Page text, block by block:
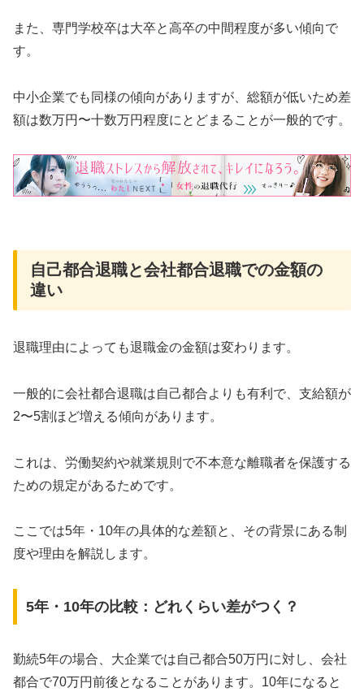
また、専門学校卒は大卒と高卒の中間程度が多い傾向で
す。
中小企業でも同様の傾向がありますが、総額が低いため差
額は数万円〜十数万円程度にとどまることが一般的です。
自己都合退職と会社都合退職での金額の
違い
退職理由によっても退職金の金額は変わります。
一般的に会社都合退職は自己都合よりも有利で、支給額が
2〜5割ほど増える傾向があります。
これは、労働契約や就業規則で不本意な離職者を保護する
ための規定があるためです。
ここでは5年・10年の具体的な差額と、その背景にある制
度や理由を解説します。
5年・10年の比較：どれくらい差がつく？
勤続5年の場合、大企業では自己都合50万円に対し、会社
都合で70万円前後となることがあります。10年になると